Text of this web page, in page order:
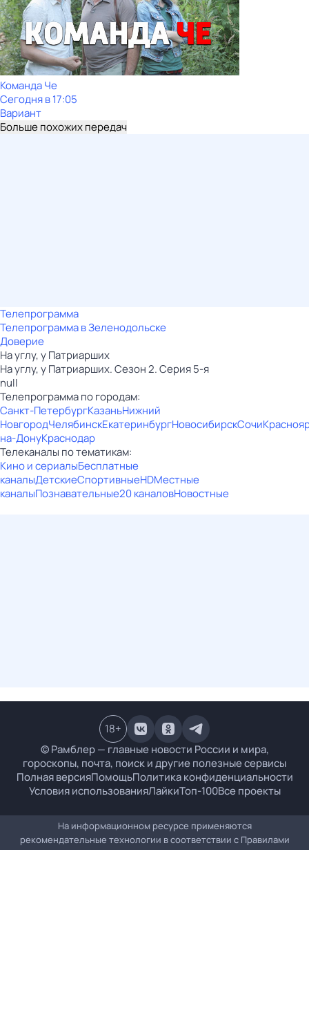
Команда Че
Сегодня в 17:05
Вариант
Больше похожих передач
Телепрограмма
Телепрограмма в Зеленодольске
Доверие
На углу, у Патриарших
На углу, у Патриарших. Сезон 2. Серия 5-я
null
Телепрограмма по городам:
Санкт-ПетербургКазаньНижний
НовгородЧелябинскЕкатеринбургНовосибирскСочи
на-ДонуКраснодар
Телеканалы по тематикам:
Кино и сериалыБесплатные
каналыДетскиеСпортивныеHDМестные
каналыПознавательные20 каналовНовостные
© Рамблер — главные новости России и мира,
гороскопы, почта, поиск и другие полезные сервисы
Полная версияПомощьПолитика конфиденциальности
Условия использованияЛайкиТоп-100Все проекты
18+
На информационном ресурсе применяются
рекомендательные технологии в соответствии с Правилами